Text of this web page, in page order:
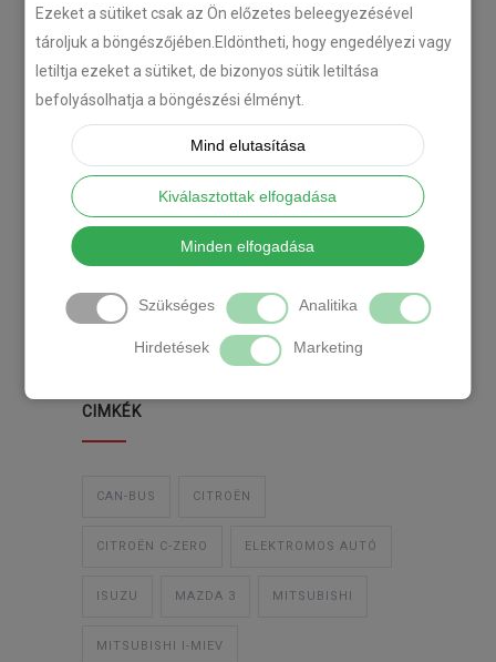
Ezeket a sütiket csak az Ön előzetes beleegyezésével
tároljuk a böngészőjében.Eldöntheti, hogy engedélyezi vagy
letiltja ezeket a sütiket, de bizonyos sütik letiltása
befolyásolhatja a böngészési élményt.
Mind elutasítása
Kiválasztottak elfogadása
Minden elfogadása
Szükséges Analitika
Hirdetések Marketing
Citroën C-Zero tempomat
beszerelés
KATEGÓRIA
UTÓLAGOS TEMPOMAT
CIMKÉK
CAN-BUS CITROËN
CITROËN C-ZERO ELEKTROMOS AUTÓ
ISUZU MAZDA 3 MITSUBISHI
MITSUBISHI I-MIEV